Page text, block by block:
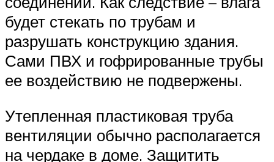
будет стекать по трубам и
разрушать конструкцию здания.
Сами ПВХ и гофрированные трубы
ее воздействию не подвержены.
Утепленная пластиковая труба
вентиляции обычно располагается
на чердаке в доме. Защитить